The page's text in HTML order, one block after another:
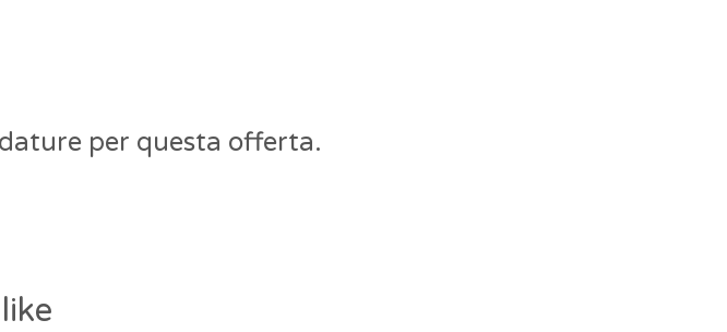
per questa offerta.